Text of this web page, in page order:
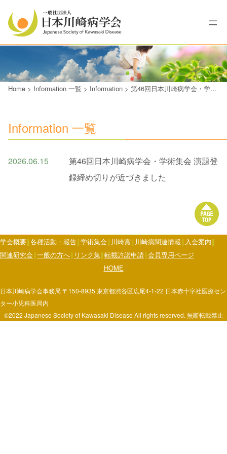
Home > Information 一覧 > Information > 第46回日本川崎病学会・学術集会 演題登録締め切りが近づきました
Information 一覧
2026.06.15
第46回日本川崎病学会・学術集会 演題登
録締め切りが近づきました
学会概要 各種活動・報告 学術集会 川崎賞 川崎病関連情報
入会案内
関連研究会 一般の方へ リンク集 転載許諾申請 会員専用ページ
HOME
日本川崎病学会事務局 〒150-8935 東京都渋谷区広尾4-1-22 日本赤十字社医療セン
ター小児科医局内
©2022 Japanese Society of Kawasaki Disease All rights reserved. 無断転載禁止